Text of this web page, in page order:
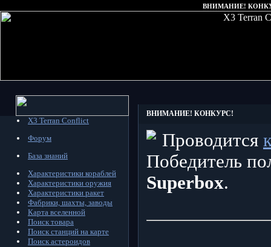
ВНИМАНИЕ!
X3 Terran Conflict
Форум
База знаний
Характеристики кораблей
Характеристики оружия
Характеристики ракет
Фабрики, шахты, заводы
Карта вселенной
Поиск товара
Поиск станций на карте
Поиск астероидов
ВНИМАНИЕ! КОНКУРС!
Проводится
Победитель
Superbox.